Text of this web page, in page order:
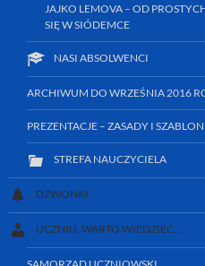
JAJKO LEMOVA – OD
SIĘ W SIÓDEMCE
NASI ABSOLWENCI
ARCHIWUM DO WRZEŚNIA 2016
PREZENTACJE – ZASADY I SZABLON
STREFA NAUCZYCIELA
DZWONKI
UCZNIU, WARTO WIEDZIEĆ…